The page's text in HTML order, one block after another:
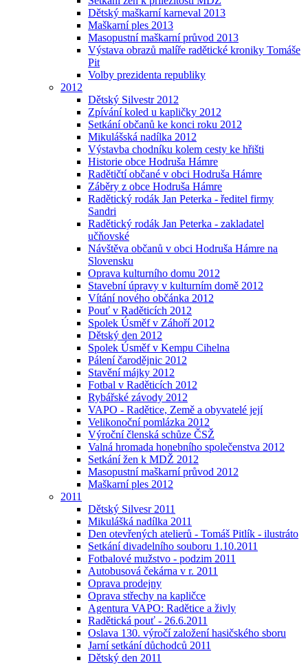
Dětský maškarní karneval 2013
Maškarní ples 2013
Masopustní maškarní průvod 2013
Výstava obrazů malíře radětické kroniky Tomáše
Pit
Volby prezidenta republiky
2012
Dětský Silvestr 2012
Zpívání koled u kapličky 2012
Setkání občanů ke konci roku 2012
Mikulášská nadílka 2012
Výstavba chodníku kolem cesty ke hřišti
Historie obce Hodruša Hámre
Radětičtí občané v obci Hodruša Hámre
Záběry z obce Hodruša Hámre
Radětický rodák Jan Peterka - ředitel firmy
Sandri
Radětický rodák Jan Peterka - zakladatel
učňovské
Návštěva občanů v obci Hodruša Hámre na
Slovensku
Oprava kulturního domu 2012
Stavební úpravy v kulturním domě 2012
Vítání nového občánka 2012
Pouť v Raděticích 2012
Spolek Úsměf v Záhoří 2012
Dětský den 2012
Spolek Úsměf v Kempu Cihelna
Pálení čarodějnic 2012
Stavění májky 2012
Fotbal v Raděticích 2012
Rybářské závody 2012
VAPO - Radětice, Země a obyvatelé její
Velikonoční pomlázka 2012
Výroční členská schůze ČSŽ
Valná hromada honebního společenstva 2012
Setkání žen k MDŽ 2012
Masopustní maškarní průvod 2012
Maškarní ples 2012
2011
Dětský Silvesr 2011
Mikulášká nadílka 2011
Den otevřených atelierů - Tomáš Pitlík - ilustráto
Setkání divadelního souboru 1.10.2011
Fotbalové mužstvo - podzim 2011
Autobusová čekárna v r. 2011
Oprava prodejny
Oprava střechy na kapličce
Agentura VAPO: Radětice a živly
Radětická pouť - 26.6.2011
Oslava 130. výročí založení hasičského sboru
Jarní setkání důchodců 2011
Dětský den 2011